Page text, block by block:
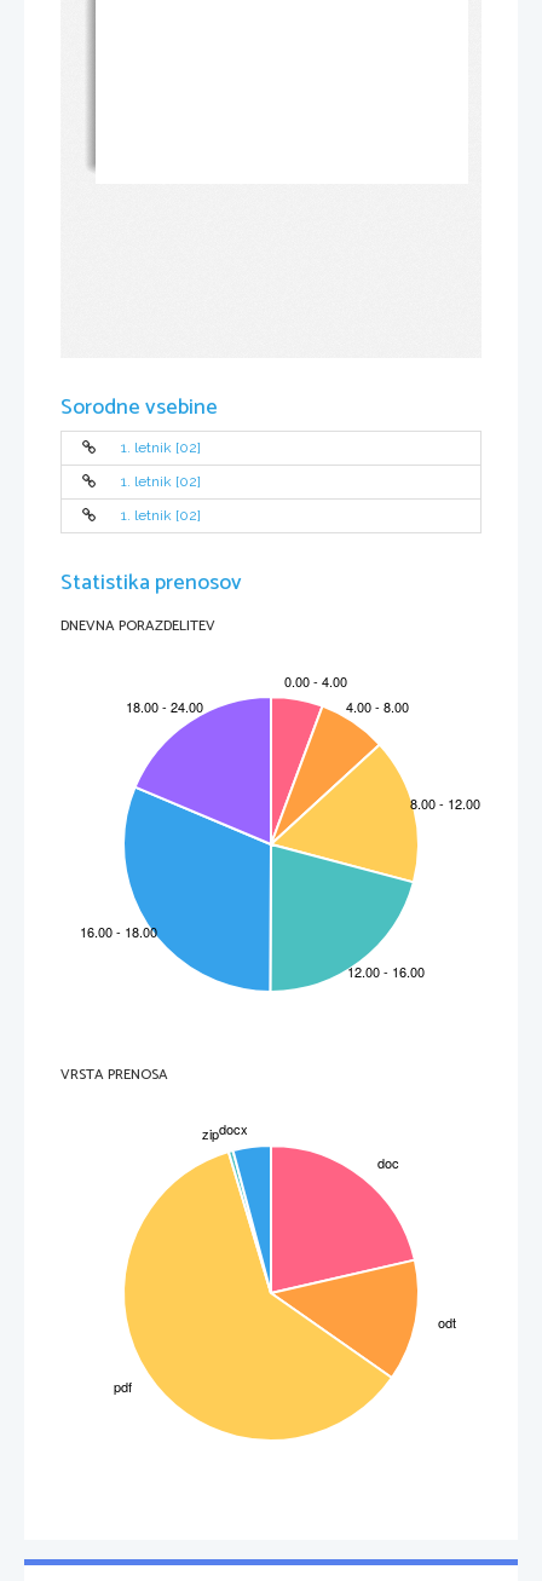
Sorodne vsebine
1. letnik [02]
1. letnik [02]
1. letnik [02]
Statistika prenosov
DNEVNA PORAZDELITEV
VRSTA PRENOSA